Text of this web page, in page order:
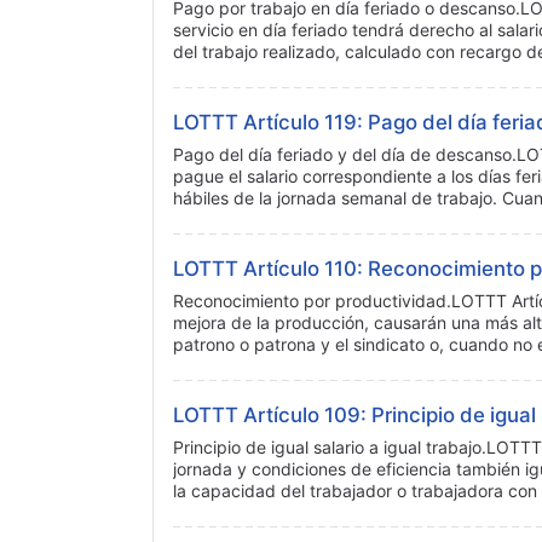
Pago por trabajo en día feriado o
servicio en día feriado tendrá derecho al
del trabajo realizado, calculado con recargo
LOTTT Artículo 119: Pago del día
Pago del día feriado y del día de
pague el salario correspondiente a los días
hábiles de la jornada semanal de trabajo.
LOTTT Artículo 110: Reconocimiento
Reconocimiento por productividad.LOTTT
mejora de la producción, causarán una más
patrono o patrona y el sindicato o, cuando no
LOTTT Artículo 109: Principio de
Principio de igual salario a igual
jornada y condiciones de eficiencia también
la capacidad del trabajador o trabajadora